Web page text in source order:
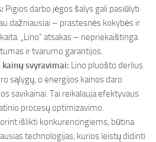
Pigios darbo jėgos šalys gali pasiūlyti
dažniausiai – prastesnės kokybės ir
„Lino“ atsakas – nepriekaištinga
ir tvarumo garantijos.
svyravimai: Lino pluošto derlius
sąlygų, o energijos kainos daro
savikainai. Tai reikalauja efektyvaus
procesų optimizavimo.
išlikti konkurencingiems, būtina
technologijas, kurios leistų didinti